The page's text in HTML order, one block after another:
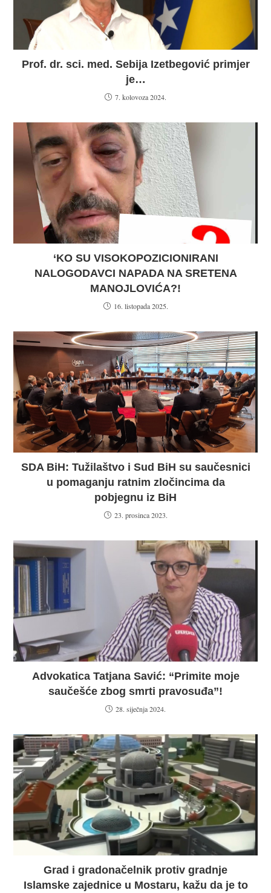
Prof. dr. sci. med. Sebija Izetbegović primjer
je…
7. kolovoza 2024.
‘KO SU VISOKOPOZICIONIRANI
NALOGODAVCI NAPADA NA SRETENA
MANOJLOVIĆA?!
16. listopada 2025.
SDA BiH: Tužilaštvo i Sud BiH su saučesnici
u pomaganju ratnim zločincima da
pobjegnu iz BiH
23. prosinca 2023.
Advokatica Tatjana Savić: “Primite moje
saučešće zbog smrti pravosuđa”!
28. siječnja 2024.
Grad i gradonačelnik protiv gradnje
Islamske zajednice u Mostaru, kažu da je to